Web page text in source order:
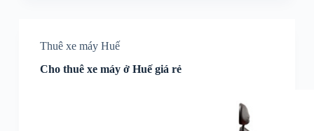
Thuê xe máy Huế
Cho thuê xe máy ở Huế giá rẻ